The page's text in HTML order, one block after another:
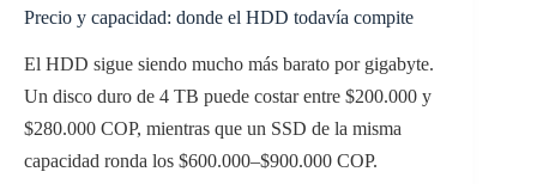
Precio y capacidad: donde el HDD todavía compite
El HDD sigue siendo mucho más barato por gigabyte.
Un disco duro de 4 TB puede costar entre $200.000 y
$280.000 COP, mientras que un SSD de la misma
capacidad ronda los $600.000–$900.000 COP.